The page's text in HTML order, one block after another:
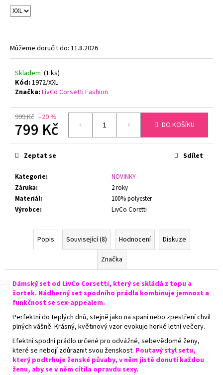
Můžeme doručit do: 11.8.2026
Skladem (1 ks)
Kód: 1972/XXL
Značka: LivCo Corsetti Fashion
999 Kč –20 %
799 Kč
Měrná
cena:
DO KOŠÍKU
Kategorie:
NOVINKY
Záruka:
2 roky
Materiál:
100% polyester
Výrobce: LivCo Coretti
Zeptat se Sdílet
Popis Související (8) Hodnocení
Diskuze
Značka
Dámský set od LivCo Corsetti, který se skládá z topu a
šortek. Nádherný set spodního prádla kombinuje jemnost a
funkčnost se sex-appealem.
Perfektní do teplých dnů, stejně jako na spaní nebo zpestření chvil
plných vášně. Krásný, květinový vzor evokuje horké letní večery.
Efektní spodní prádlo určené pro odvážné, sebevědomé ženy,
které se nebojí zdůraznit svou ženskost. Poutavý styl setu,
který podtrhuje ženské půvaby, v něm jistě donutí každou
ženu, aby se v něm cítila opravdu sexy.
r
u
j
m
ZMENŠOVACÍ
PODPRSENKA
MINIMIZER
NATURANA
5063
Kč
Původně:
799
Kč